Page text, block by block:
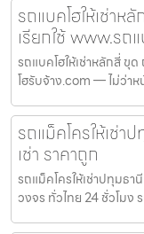
รถแบคโฮให้เช่าห
เรียกใช้ www.รถ
รถแบคโฮให้เช่าหลักสี่ ขุ
โฮรับจ้าง.com — ไม่ว่า
รถแม็คโครให้เช่า
เช่า ราคาถูก
รถแม็คโครให้เช่าปทุมธา
วงจร ทั่วไทย 24 ชั่วโมง